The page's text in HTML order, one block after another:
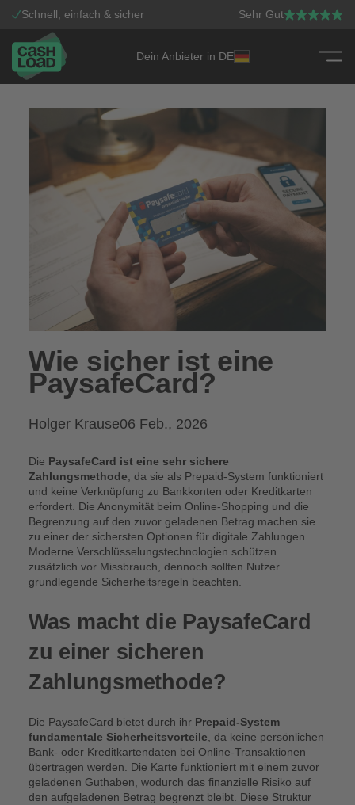
Zum Inhalt springen
Schnell, einfach & sicher Sehr Gut
Dein Anbieter in DE
Wie sicher ist eine
PaysafeCard?
Posted
Holger Krause06 Feb., 2026
Die PaysafeCard ist eine sehr sichere
Zahlungsmethode , da sie als Prepaid-System funktioniert
und keine Verknüpfung zu Bankkonten oder Kreditkarten
erfordert. Die Anonymität beim Online-Shopping und die
Begrenzung auf den zuvor geladenen Betrag machen sie
zu einer der sichersten Optionen für digitale Zahlungen.
Moderne Verschlüsselungstechnologien schützen
zusätzlich vor Missbrauch, dennoch sollten Nutzer
grundlegende Sicherheitsregeln beachten.
Was macht die PaysafeCard
zu einer sicheren
Zahlungsmethode?
Die PaysafeCard bietet durch ihr Prepaid-System
fundamentale Sicherheitsvorteile , da keine persönlichen
Bank- oder Kreditkartendaten bei Online-Transaktionen
übertragen werden. Die Karte funktioniert mit einem zuvor
geladenen Guthaben, wodurch das finanzielle Risiko auf
den aufgeladenen Betrag begrenzt bleibt. Diese Struktur